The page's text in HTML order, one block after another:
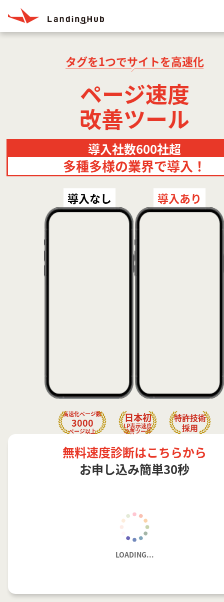
タグを1つでサイトを高速化
ページ速度
改善ツール
導入社数600社超
多種多様の業界で導入！
導入なし 導入あり
高速化ページ数
3000
ページ以上
日本初
LP表示速度
改善ツール
特許技術
採用
無料速度診断はこちらから
お申し込み簡単30秒
LOADING...